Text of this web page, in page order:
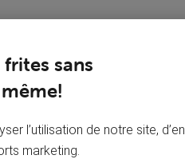
sans
l’utilisation de notre site, d’en
marketing.